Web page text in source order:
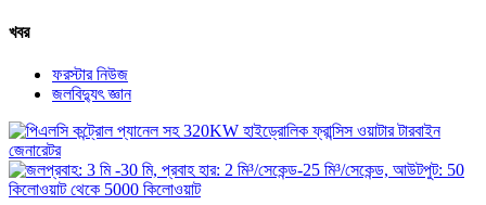
খবর
ফরস্টার নিউজ
জলবিদ্যুৎ জ্ঞান